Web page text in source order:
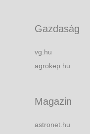
Gazdaság
vg.hu
agrokep.hu
Magazin
astronet.hu